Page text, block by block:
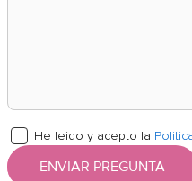
He leido y acepto la
ENVIAR PREGUNTA